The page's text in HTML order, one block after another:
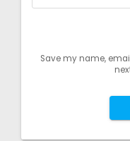
Save my name,